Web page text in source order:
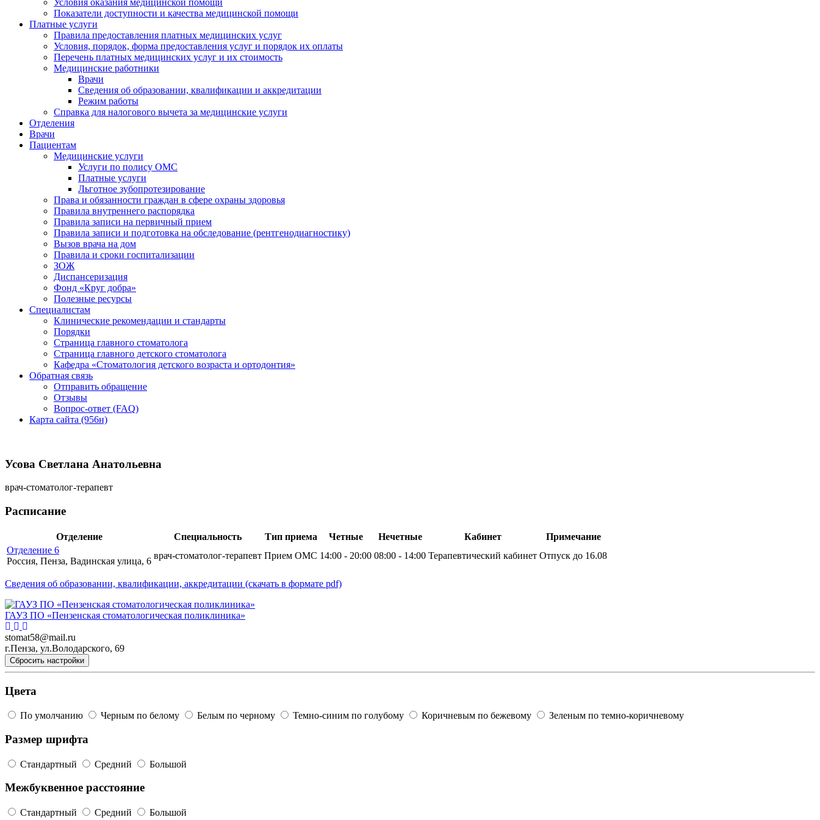
Условия оказания медицинской помощи
Показатели доступности и качества медицинской помощи
Платные услуги
Правила предоставления платных медицинских услуг
Условия, порядок, форма предоставления услуг и порядок их оплаты
Перечень платных медицинских услуг и их стоимость
Медицинские работники
Врачи
Сведения об образовании, квалификации и аккредитации
Режим работы
Справка для налогового вычета за медицинские услуги
Отделения
Врачи
Пациентам
Медицинские услуги
Услуги по полису ОМС
Платные услуги
Льготное зубопротезирование
Права и обязанности граждан в сфере охраны здоровья
Правила внутреннего распорядка
Правила записи на первичный прием
Правила записи и подготовка на обследование (рентгенодиагностику)
Вызов врача на дом
Правила и сроки госпитализации
ЗОЖ
Диспансеризация
Фонд «Круг добра»
Полезные ресурсы
Специалистам
Клинические рекомендации и стандарты
Порядки
Страница главного стоматолога
Страница главного детского стоматолога
Кафедра «Стоматология детского возраста и ортодонтия»
Обратная связь
Отправить обращение
Отзывы
Вопрос-ответ (FAQ)
Карта сайта (956н)
Усова Светлана Анатольевна
врач-стоматолог-терапевт
Расписание
Отделение Специальность Тип приема Четные Нечетные Кабинет
Примечание
Отделение 6
Россия, Пенза, Вадинская улица, 6
врач-стоматолог-терапевт Прием ОМС 14:00 - 20:00 08:00 - 14:00 Терапевтический кабинет Отпуск до 16.08
Сведения об образовании, квалификации, аккредитации (скачать в формате pdf)
ГАУЗ ПО «Пензенская стоматологическая поликлиника»
stomat58@mail.ru
г.Пенза, ул.Володарского, 69
Сбросить настройки
Цвета
По умолчанию Черным по белому Белым по черному Темно-синим по голубому Коричневым по бежевому Зеленым по темно-коричневому
Размер шрифта
Стандартный Средний Большой
Межбуквенное расстояние
Стандартный Средний Большой